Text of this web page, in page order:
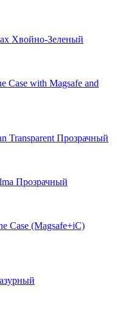
Хвойно-Зеленый
Case with Magsafe and
Transparent Прозрачный
Прозрачный
Case (Magsafe+iC)